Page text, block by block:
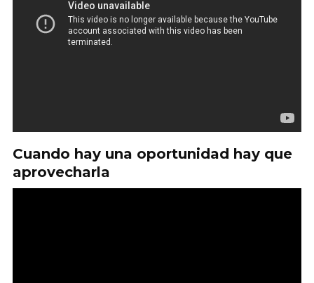
Cuando hay una oportunidad hay que
aprovecharla